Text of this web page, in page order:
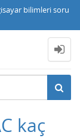
bilimleri soru
kaç